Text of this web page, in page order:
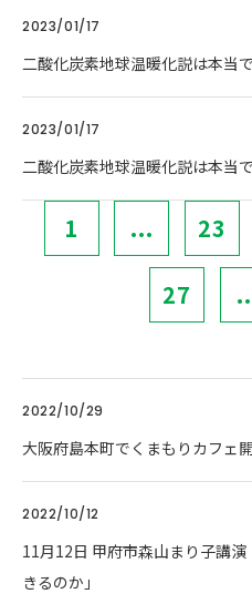
2023/01/17
二酸化炭素地球温暖化説は本当
2023/01/17
二酸化炭素地球温暖化説は本当
1 ... 23
27
2022/10/29
大阪府島本町でくまもりカフェ
2022/10/12
11月12日 甲府市森山まり子講
きるのか」